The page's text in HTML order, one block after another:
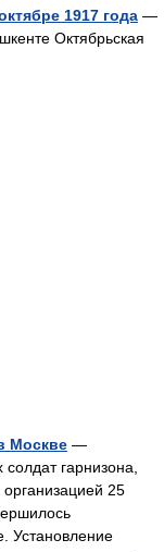
1917 года —
Октябрьская
Москве —
гарнизона,
25
Установление